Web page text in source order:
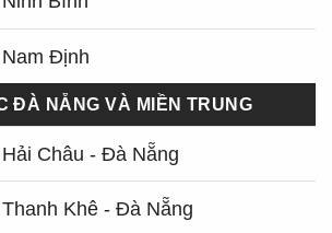
Định
ĐÀ NẴNG VÀ MIỀN TRUNG
Châu - Đà Nẵng
Khê - Đà Nẵng